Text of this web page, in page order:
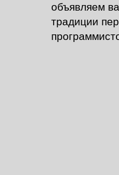
объявляем
традиции